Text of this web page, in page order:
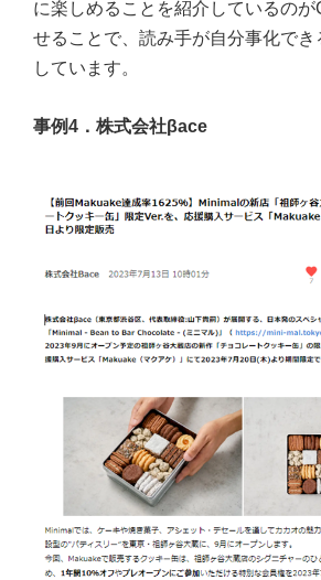
に楽しめることを紹介しているの
せることで、読み手が自分事化でき
しています。
事例4．株式会社βace